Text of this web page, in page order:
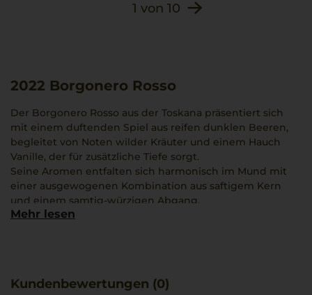
1 von 10
2022 Borgonero Rosso
Der Borgonero Rosso aus der Toskana präsentiert sich
mit einem duftenden Spiel aus reifen dunklen Beeren,
begleitet von Noten wilder Kräuter und einem Hauch
Vanille, der für zusätzliche Tiefe sorgt.
Seine Aromen entfalten sich harmonisch im Mund mit
einer ausgewogenen Kombination aus saftigem Kern
und einem samtig-würzigen Abgang.
Die sorgfältige Auswahl der Rebsorten Sangiovese,
harmoniert besonders gut mit zarten Tagliatelle al Ragù.
Mehr lesen
Kundenbewertungen (0)